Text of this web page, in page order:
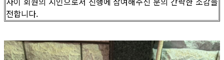
전합니다.